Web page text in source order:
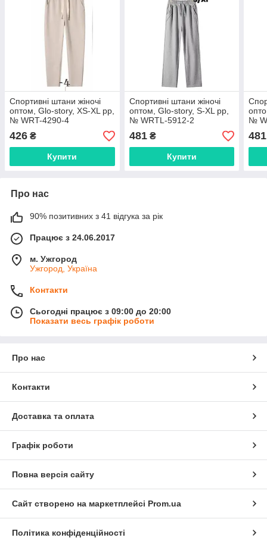
Спортивні штани жіночі
оптом, Glo-story, XS-XL pp,
№ WRT-4290-4
426 ₴
Купити
Спортивні штани жіночі
оптом, Glo-story, S-XL pp,
№ WRTL-5912-2
481₴
Купити
№
481
Про нас
90% позитивних з 41 відгука за рік
Працює з 24.06.2017
м. Ужгород
Ужгород, Україна
Контакти
Сьогодні працює з 09:00 до 20:00
Показати весь графік роботи
Про нас
Контакти
Доставка та оплата
Графік роботи
Повна версія сайту
Сайт створено на маркетплейсі Prom.ua
Політика конфіденційності